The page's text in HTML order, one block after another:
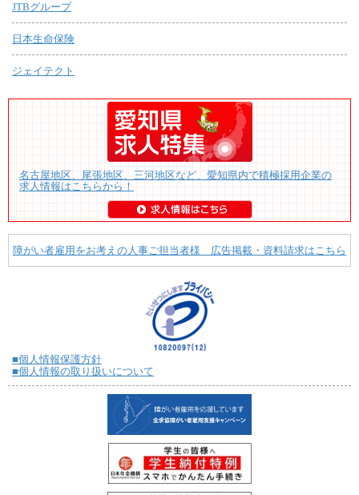
JTBグループ
日本生命保険
ジェイテクト
名古屋地区、尾張地区、三河地区など、愛知県内で積極採用企業の
求人情報はこちらから！
障がい者雇用をお考えの人事ご担当者様 広告掲載・資料請求はこちら
■個人情報保護方針
■個人情報の取り扱いについて